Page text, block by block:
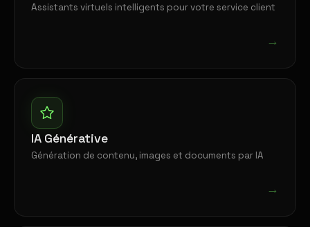
Assistants virtuels intelligents pour votre service client
→
IA Générative
Génération de contenu, images et documents par IA
→